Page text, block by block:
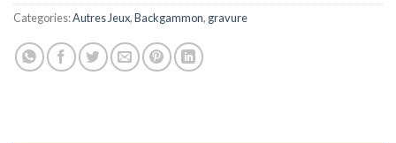
Categories:Autres Jeux,Backgammon, gravure